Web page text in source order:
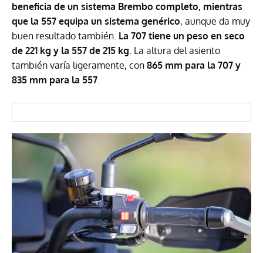
beneficia de un sistema Brembo completo, mientras
que la 557 equipa un sistema genérico, aunque da muy
buen resultado también. La 707 tiene un peso en seco
de 221 kg y la 557 de 215 kg. La altura del asiento
también varía ligeramente, con 865 mm para la 707 y
835 mm para la 557.